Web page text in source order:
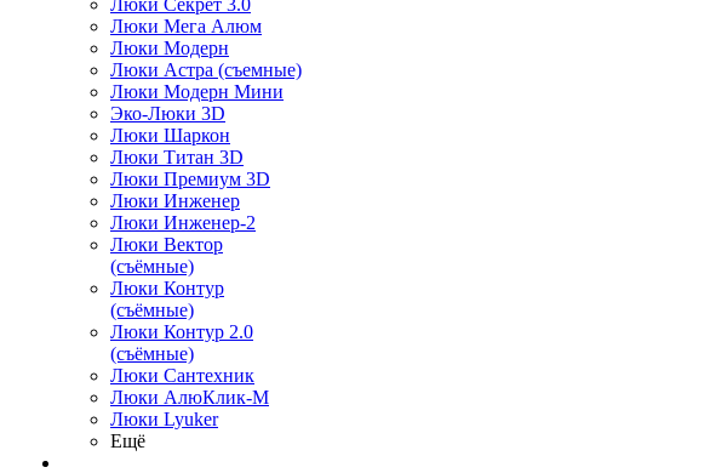
Люки Секрет 3.0
Люки Мега Алюм
Люки Модерн
Люки Астра (съемные)
Люки Модерн Мини
Эко-Люки 3D
Люки Шаркон
Люки Титан 3D
Люки Премиум 3D
Люки Инженер
Люки Инженер-2
Люки Вектор
(съёмные)
Люки Контур
(съёмные)
Люки Контур 2.0
(съёмные)
Люки Сантехник
Люки АлюКлик-М
Люки Lyuker
Ещё